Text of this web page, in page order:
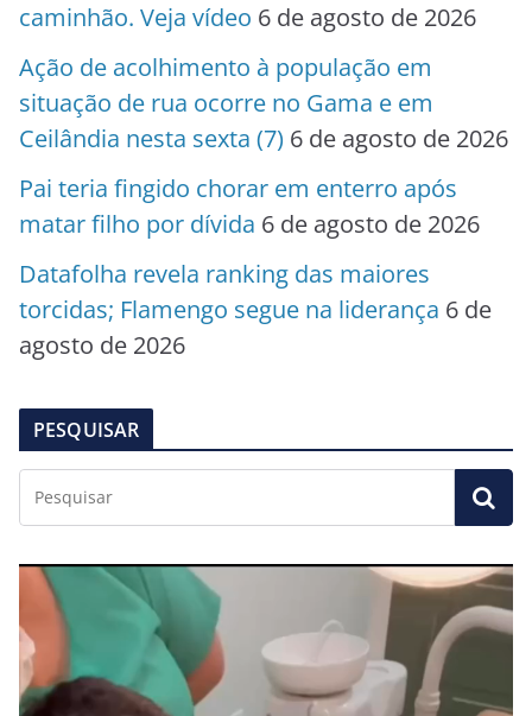
caminhão. Veja vídeo 6 de agosto de 2026
Ação de acolhimento à população em
situação de rua ocorre no Gama e em
Ceilândia nesta sexta (7) 6 de agosto de 2026
Pai teria fingido chorar em enterro após
matar filho por dívida 6 de agosto de 2026
Datafolha revela ranking das maiores
torcidas; Flamengo segue na liderança 6 de
agosto de 2026
PESQUISAR